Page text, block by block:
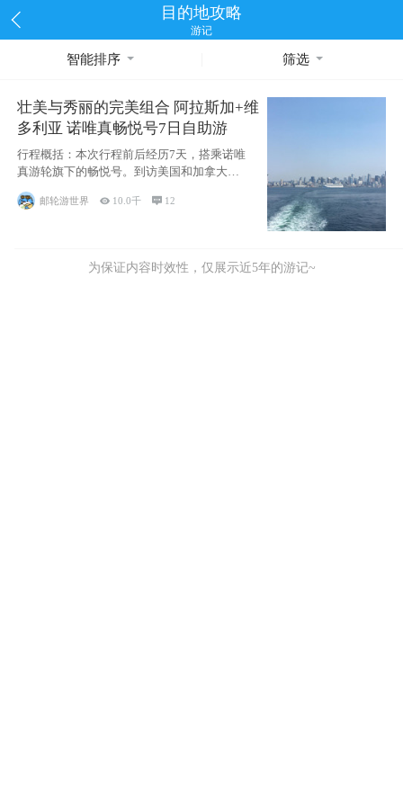
目的地攻略
游记
智能排序 筛选
壮美与秀丽的完美组合 阿拉斯加+维
多利亚 诺唯真畅悦号7日自助游
行程概括：本次行程前后经历7天，搭乘诺唯
真游轮旗下的畅悦号。到访美国和加拿大的4
个州/省：美国华盛顿州
邮轮游世界  10.0千  12
为保证内容时效性，仅展示近5年的游记~